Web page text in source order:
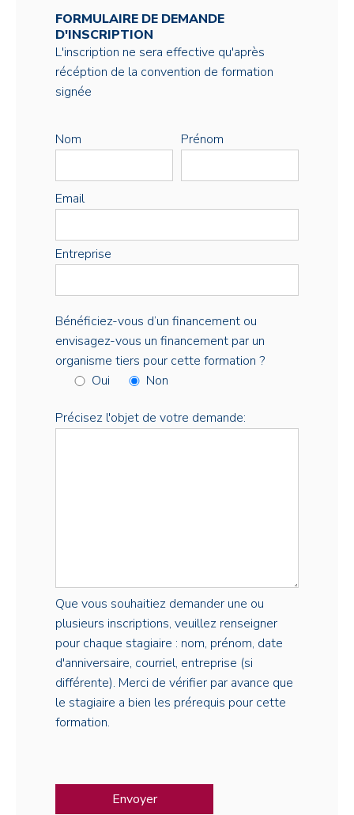
FORMULAIRE DE DEMANDE
D'INSCRIPTION
L'inscription ne sera effective qu'après
récéption de la convention de formation
signée
Nom Prénom
Email
Entreprise
Bénéficiez-vous d’un financement ou
envisagez-vous un financement par un
organisme tiers pour cette formation ?
Oui
Non
Précisez l'objet de votre demande:
Que vous souhaitiez demander une ou
plusieurs inscriptions, veuillez renseigner
pour chaque stagiaire : nom, prénom, date
d'anniversaire, courriel, entreprise (si
différente). Merci de vérifier par avance que
le stagiaire a bien les prérequis pour cette
formation.